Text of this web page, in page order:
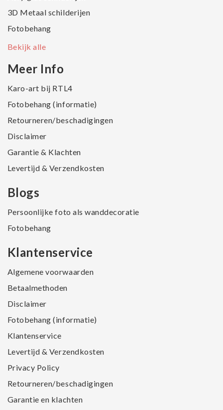
3D Metaal schilderijen
Fotobehang
Bekijk alle
Meer Info
Karo-art bij RTL4
Fotobehang (informatie)
Retourneren/beschadigingen
Disclaimer
Garantie & Klachten
Levertijd & Verzendkosten
Blogs
Persoonlijke foto als wanddecoratie
Fotobehang
Klantenservice
Algemene voorwaarden
Betaalmethoden
Disclaimer
Fotobehang (informatie)
Klantenservice
Levertijd & Verzendkosten
Privacy Policy
Retourneren/beschadigingen
Garantie en klachten